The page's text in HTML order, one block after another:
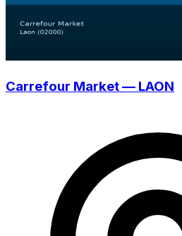
Carrefour Market — LAON